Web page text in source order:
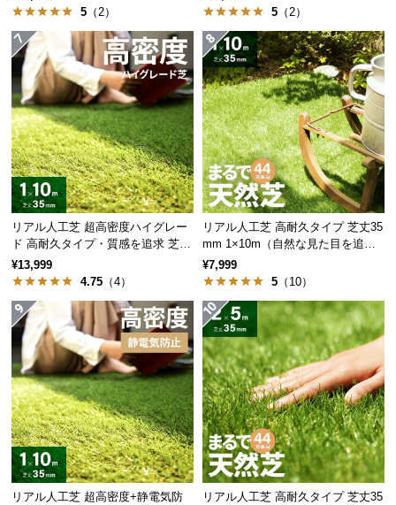
ブ
ロ
グ
企
業
情
報
o.,
5 （2）
5 （2）
リアル人工芝 超高密度ハイグレー
ド 高耐久タイプ・質感を追求 芝丈
35mm 1×10m
¥13,999
4.75 （4）
リアル人工芝 高耐久タイプ 芝丈35
mm 1×10m（自然な見た目を追
求・U字ピン付属）
¥7,999
5 （10）
リアル人工芝 超高密度+静電気防
リアル人工芝 高耐久タイプ 芝丈35